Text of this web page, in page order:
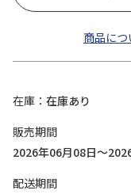
商品に
在庫
在庫あり
販売期間
2026年06月08日～
配送期間